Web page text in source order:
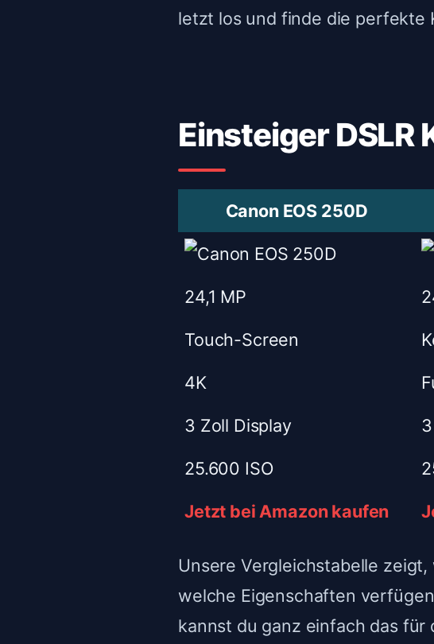
letzt los und finde die perfekte
Einsteiger DSLR
Canon EOS 250D
24,1 MP
Touch-Screen
4K
3 Zoll Display
25.600 ISO
Jetzt bei Amazon kaufen
Unsere Vergleichstabelle
welche Eigenschaften
kannst du ganz einfach das für